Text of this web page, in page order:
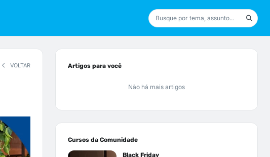
VOLTAR Artigos para você
Não há mais artigos
Cursos da Comunidade
Black Friday